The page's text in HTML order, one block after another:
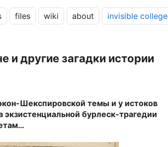
files wiki about invisible college
и другие загадки истории
Шекспировской темы и у истоков
бурлеск-трагедии